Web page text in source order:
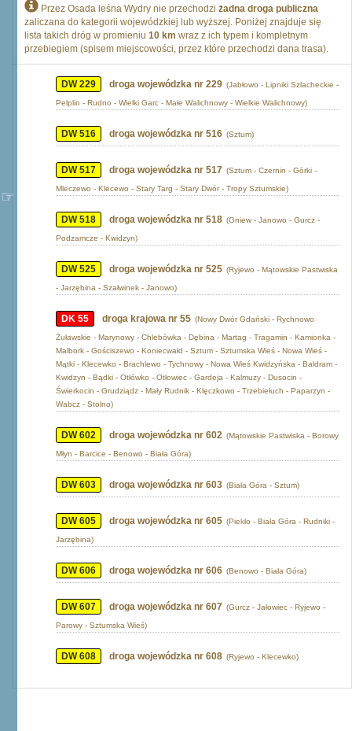
Przez Osada leśna Wydry nie przechodzi żadna droga publiczna
zaliczana do kategorii wojewódzkiej lub wyższej. Poniżej znajduje się
lista takich dróg w promieniu 10 km wraz z ich typem i kompletnym
przebiegiem (spisem miejscowości, przez które przechodzi dana trasa).
DW 229 droga wojewódzka nr 229 (Jabłowo - Lipniki Szlacheckie -
Pelplin - Rudno - Wielki Garc - Małe Walichnowy - Wielkie Walichnowy)
DW 516 droga wojewódzka nr 516 (Sztum)
DW 517 droga wojewódzka nr 517 (Sztum - Czernin - Górki -
Mleczewo - Klecewo - Stary Targ - Stary Dwór - Tropy Sztumskie)
DW 518 droga wojewódzka nr 518 (Gniew - Janowo - Gurcz -
Podzamcze - Kwidzyn)
DW 525 droga wojewódzka nr 525 (Ryjewo - Mątowskie Pastwiska
- Jarzębina - Szałwinek - Janowo)
DK 55 droga krajowa nr 55 (Nowy Dwór Gdański - Rychnowo
Żuławskie - Marynowy - Chlebówka - Dębina - Martag - Tragamin - Kamionka -
Malbork - Gościszewo - Koniecwałd - Sztum - Sztumska Wieś - Nowa Wieś -
Mątki - Klecewko - Brachlewo - Tychnowy - Nowa Wieś Kwidzyńska - Baldram -
Kwidzyn - Bądki - Otłówko - Otłowiec - Gardeja - Kalmuzy - Dusocin -
Świerkocin - Grudziądz - Mały Rudnik - Klęczkowo - Trzebiełuch - Paparzyn -
Wabcz - Stolno)
DW 602 droga wojewódzka nr 602 (Mątowskie Pastwiska - Borowy
Młyn - Barcice - Benowo - Biała Góra)
DW 603 droga wojewódzka nr 603 (Biała Góra - Sztum)
DW 605 droga wojewódzka nr 605 (Piekło - Biała Góra - Rudniki -
Jarzębina)
DW 606 droga wojewódzka nr 606 (Benowo - Biała Góra)
DW 607 droga wojewódzka nr 607 (Gurcz - Jałowiec - Ryjewo -
Parowy - Sztumska Wieś)
DW 608 droga wojewódzka nr 608 (Ryjewo - Klecewko)